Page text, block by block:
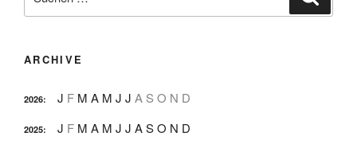
nach:
ARCHIVE
2026: J F M A M J J A S O N D
2025: J F M A M J J ASO N D